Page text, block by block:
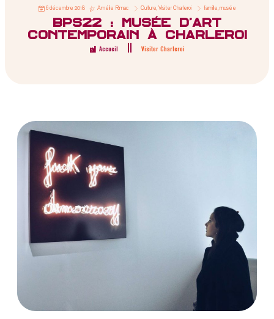
6 décembre 2018 Amélie Rimac Culture, Visiter Charleroi famille, musée
BPS22 : musée d’art
contemporain à Charleroi
Accueil Visiter Charleroi